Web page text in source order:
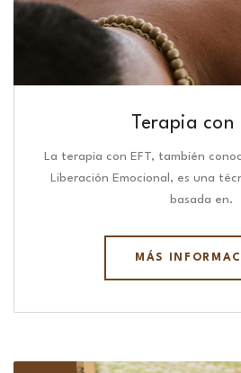
Terapia con
La terapia con EFT, también
Liberación Emocional, es una
basada en.
MÁS